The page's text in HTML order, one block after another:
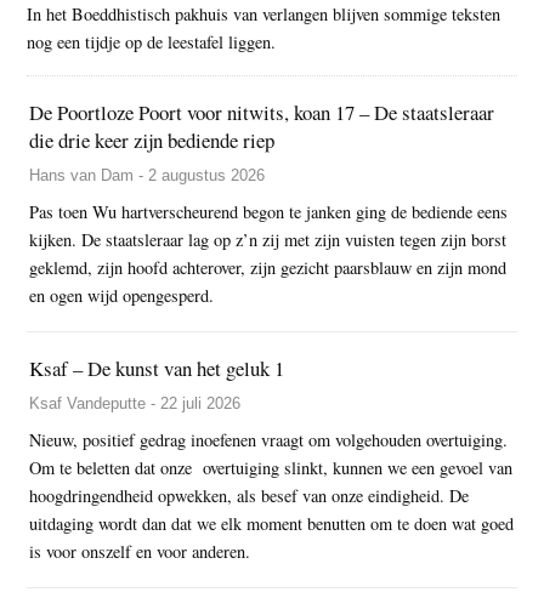
In het Boeddhistisch pakhuis van verlangen blijven sommige teksten
nog een tijdje op de leestafel liggen.
De Poortloze Poort voor nitwits, koan 17 – De staatsleraar
die drie keer zijn bediende riep
Hans van Dam - 2 augustus 2026
Pas toen Wu hartverscheurend begon te janken ging de bediende eens
kijken. De staatsleraar lag op z’n zij met zijn vuisten tegen zijn borst
geklemd, zijn hoofd achterover, zijn gezicht paarsblauw en zijn mond
en ogen wijd opengesperd.
Ksaf – De kunst van het geluk 1
Ksaf Vandeputte - 22 juli 2026
Nieuw, positief gedrag inoefenen vraagt om volgehouden overtuiging.
Om te beletten dat onze overtuiging slinkt, kunnen we een gevoel van
hoogdringendheid opwekken, als besef van onze eindigheid. De
uitdaging wordt dan dat we elk moment benutten om te doen wat goed
is voor onszelf en voor anderen.